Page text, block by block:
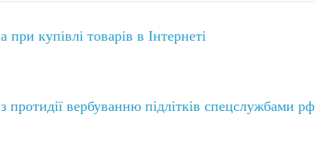
купівлі товарів в Інтернеті
вербуванню підлітків спецслужбами рф